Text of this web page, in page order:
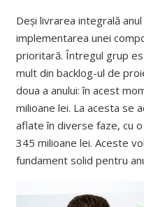
Deși livrarea integrală
implementarea unei
prioritară. Întregul grup
mult din backlog-ul de
doua a anului: în acest
milioane lei. La acesta se
aflate în diverse faze, cu
345 milioane lei. Aceste
fundament solid pentru